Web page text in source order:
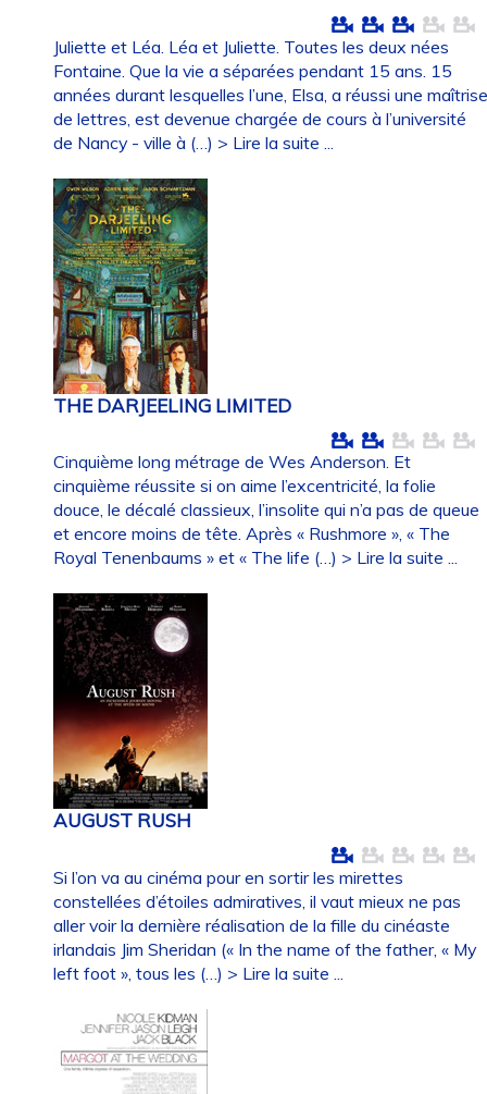
Juliette et Léa. Léa et Juliette. Toutes les deux nées
Fontaine. Que la vie a séparées pendant 15 ans. 15
années durant lesquelles l’une, Elsa, a réussi une
de lettres, est devenue chargée de cours à l’université
de Nancy - ville à (…) > Lire la suite ...
THE DARJEELING LIMITED
Cinquième long métrage de Wes Anderson. Et
cinquième réussite si on aime l’excentricité, la folie
douce, le décalé classieux, l’insolite qui n’a pas de queue
et encore moins de tête. Après « Rushmore », « The
Royal Tenenbaums » et « The life (…) > Lire la suite ...
AUGUST RUSH
Si l’on va au cinéma pour en sortir les mirettes
constellées d’étoiles admiratives, il vaut mieux ne pas
aller voir la dernière réalisation de la fille du cinéaste
irlandais Jim Sheridan (« In the name of the father, « My
left foot », tous les (…) > Lire la suite ...